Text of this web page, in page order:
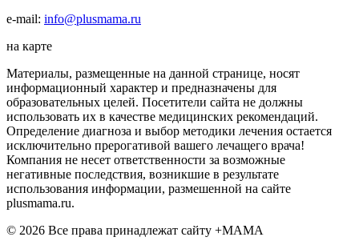
e-mail: info@plusmama.ru
на карте
Материалы, размещенные на данной странице, носят
информационный характер и предназначены для
образовательных целей. Посетители сайта не должны
использовать их в качестве медицинских рекомендаций.
Определение диагноза и выбор методики лечения остается
исключительно прерогативой вашего лечащего врача!
Компания не несет ответственности за возможные
негативные последствия, возникшие в результате
использования информации, размешенной на сайте
plusmama.ru.
© 2026 Все права принадлежат сайту +МАМА